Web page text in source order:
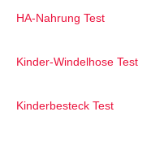
HA-Nahrung Test
Kinder-Windelhose Test
Kinderbesteck Test